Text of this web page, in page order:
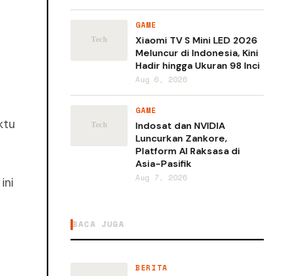
GAME
Xiaomi TV S Mini LED 2026
Meluncur di Indonesia, Kini
Hadir hingga Ukuran 98 Inci
Aug 6, 2026
GAME
Indosat dan NVIDIA
Luncurkan Zankore,
Platform AI Raksasa di
Asia-Pasifik
Aug 7, 2026
BACA JUGA
BERITA